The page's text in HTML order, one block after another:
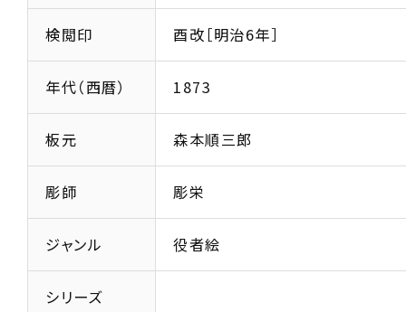
検閲印 酉改［明治6年］
年代（西暦） 1873
板元 森本順三郎
彫師 彫栄
ジャンル 役者絵
シリーズ